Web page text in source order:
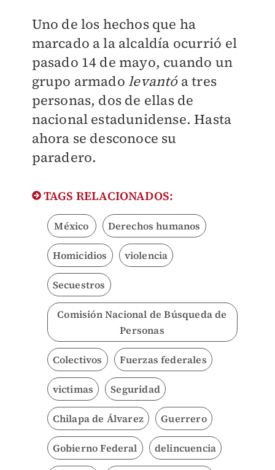
Uno de los hechos que ha
marcado a la alcaldía ocurrió el
pasado 14 de mayo, cuando un
grupo armado levantó a tres
personas, dos de ellas de
nacional estadunidense. Hasta
ahora se desconoce su
paradero.
TAGS RELACIONADOS:
México Derechos humanos
Homicidios violencia
Secuestros
Comisión Nacional de Búsqueda de
Personas
Colectivos Fuerzas federales
victimas Seguridad
Chilapa de Álvarez Guerrero
Gobierno Federal delincuencia